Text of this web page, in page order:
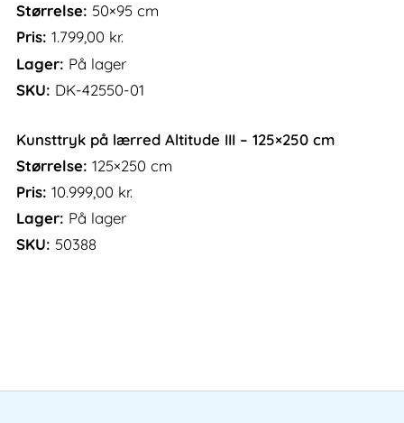
Størrelse: 50×95 cm
Pris: 1.799,00 kr.
Lager: På lager
SKU: DK-42550-01
Kunsttryk på lærred Altitude III – 125×250 cm
Størrelse: 125×250 cm
Pris: 10.999,00 kr.
Lager: På lager
SKU: 50388